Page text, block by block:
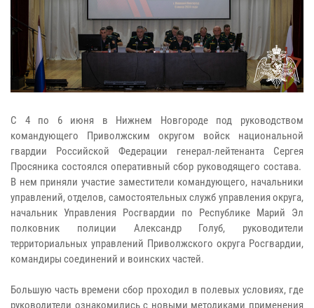
С 4 по 6 июня в Нижнем Новгороде под руководством
командующего Приволжским округом войск национальной
гвардии Российской Федерации генерал-лейтенанта Сергея
Просяника состоялся оперативный сбор руководящего состава.
В нем приняли участие заместители командующего, начальники
управлений, отделов, самостоятельных служб управления округа,
начальник Управления Росгвардии по Республике Марий Эл
полковник полиции Александр Голуб, руководители
территориальных управлений Приволжского округа Росгвардии,
командиры соединений и воинских частей.
Большую часть времени сбор проходил в полевых условиях, где
руководители ознакомились с новыми методиками применения